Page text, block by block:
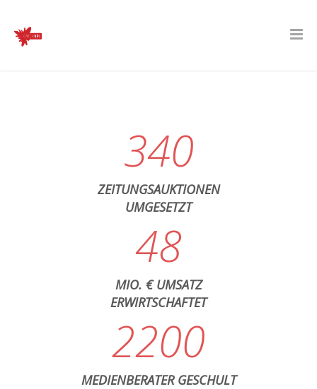
340
ZEITUNGSAUKTIONEN
UMGESETZT
48
MIO. € UMSATZ
ERWIRTSCHAFTET
2200
MEDIENBERATER GESCHULT